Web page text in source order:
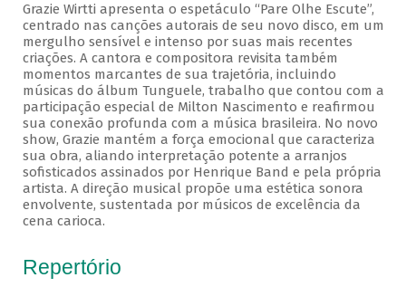
Grazie Wirtti apresenta o espetáculo “Pare Olhe Escute”,
centrado nas canções autorais de seu novo disco, em um
mergulho sensível e intenso por suas mais recentes
criações. A cantora e compositora revisita também
momentos marcantes de sua trajetória, incluindo
músicas do álbum Tunguele, trabalho que contou com a
participação especial de Milton Nascimento e reafirmou
sua conexão profunda com a música brasileira. No novo
show, Grazie mantém a força emocional que caracteriza
sua obra, aliando interpretação potente a arranjos
sofisticados assinados por Henrique Band e pela própria
artista. A direção musical propõe uma estética sonora
envolvente, sustentada por músicos de excelência da
cena carioca.
Repertório